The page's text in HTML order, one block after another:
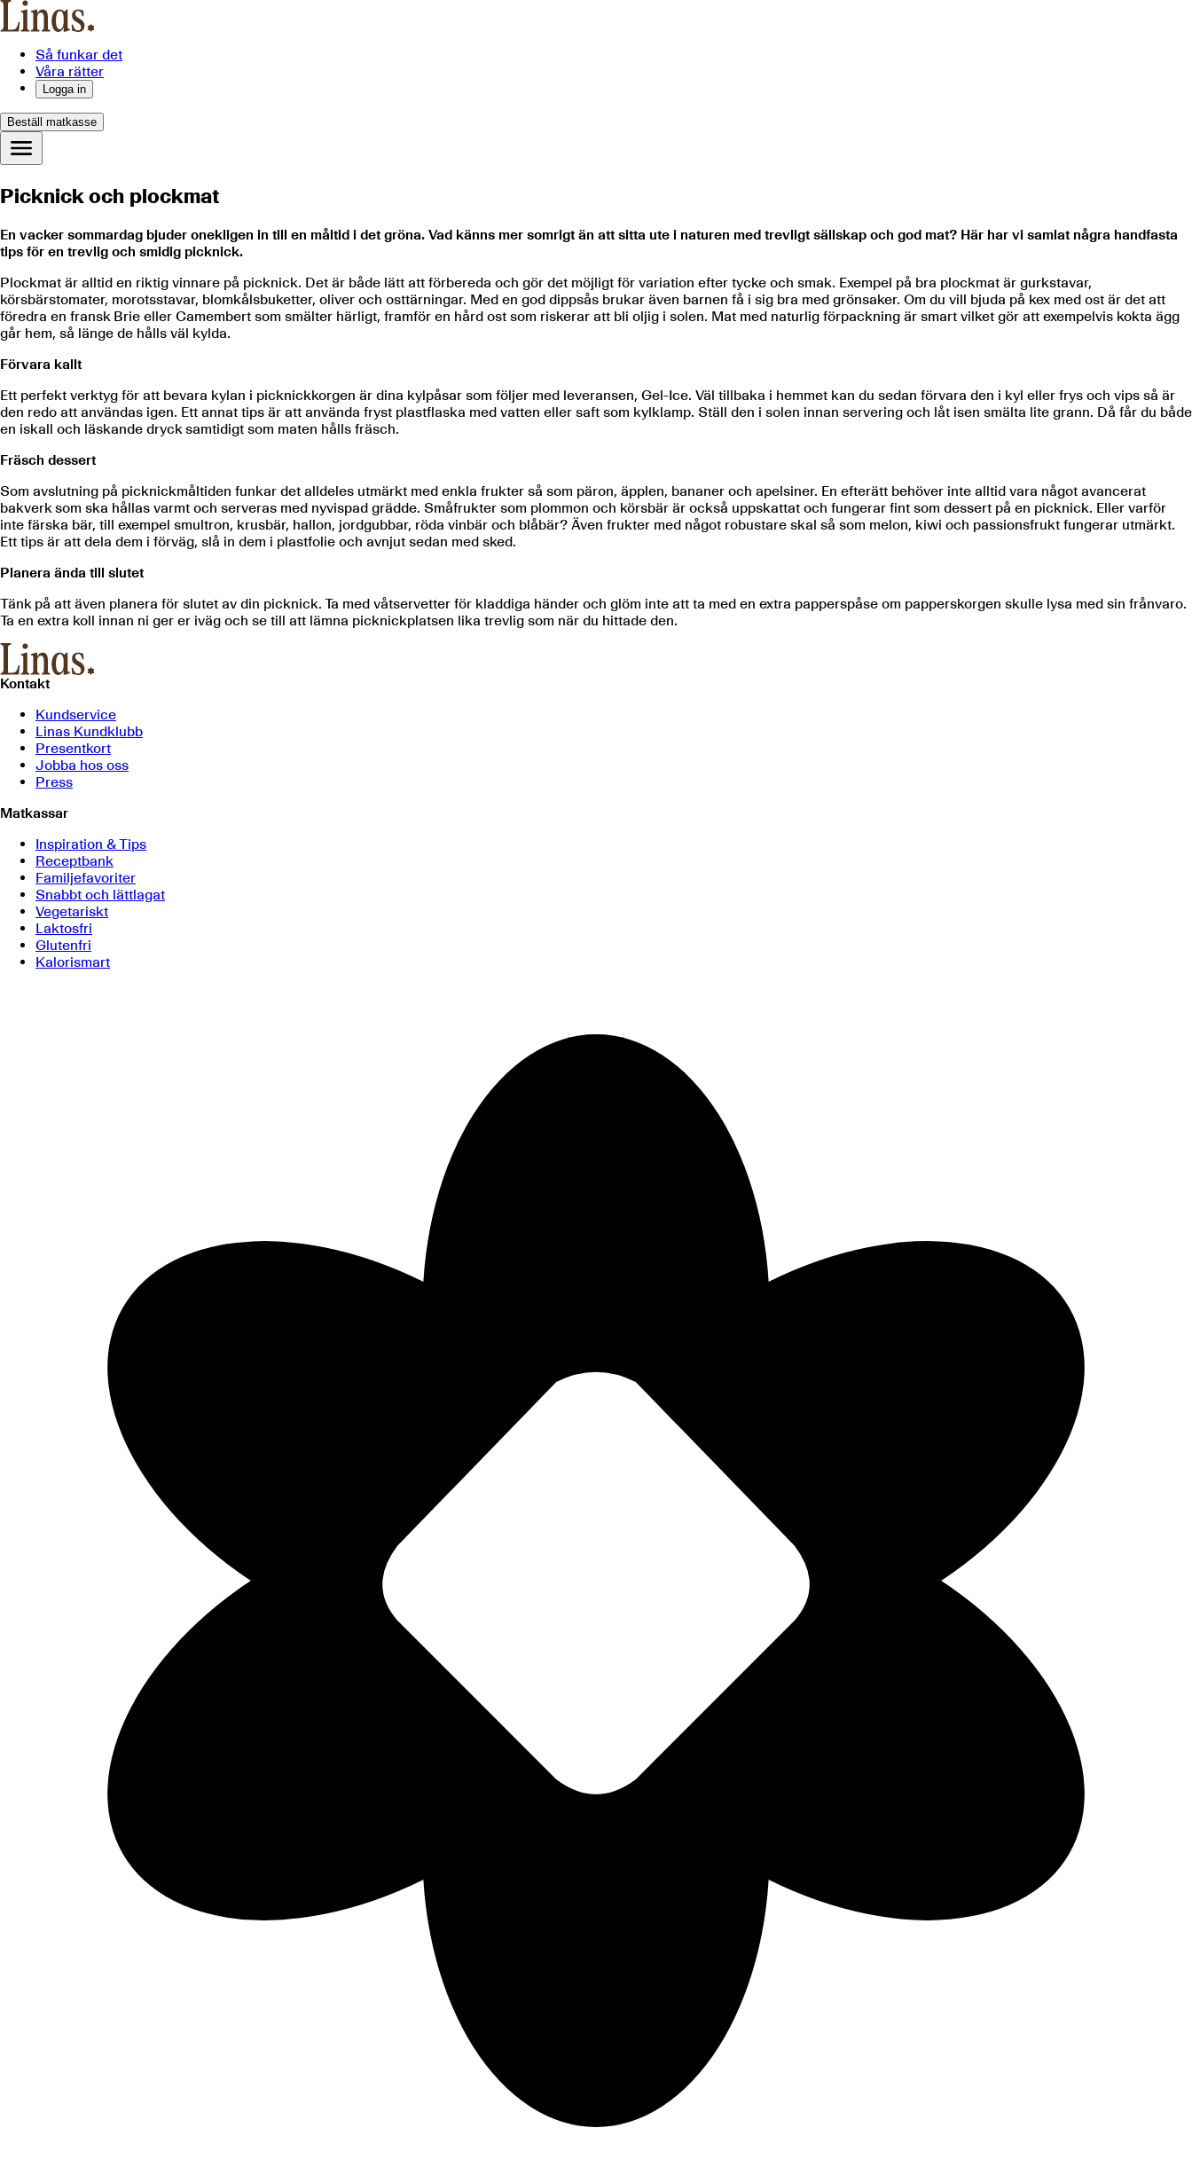
Så funkar det
Våra rätter
Logga in
Beställ matkasse
Picknick och plockmat
En vacker sommardag bjuder onekligen in till en måltid i det gröna. Vad känns mer somrigt än att sitta ute i naturen med trevligt sällskap och god mat? Här har vi samlat några handfasta
tips för en trevlig och smidig picknick.
Plockmat är alltid en riktig vinnare på picknick. Det är både lätt att förbereda och gör det möjligt för variation efter tycke och smak. Exempel på bra plockmat är gurkstavar,
körsbärstomater, morotsstavar, blomkålsbuketter, oliver och osttärningar. Med en god dippsås brukar även barnen få i sig bra med grönsaker. Om du vill bjuda på kex med ost är det att
föredra en fransk Brie eller Camembert som smälter härligt, framför en hård ost som riskerar att bli oljig i solen. Mat med naturlig förpackning är smart vilket gör att exempelvis kokta ägg
går hem, så länge de hålls väl kylda.
Förvara kallt
Ett perfekt verktyg för att bevara kylan i picknickkorgen är dina kylpåsar som följer med leveransen, Gel-Ice. Väl tillbaka i hemmet kan du sedan förvara den i kyl eller frys och vips så är
den redo att användas igen. Ett annat tips är att använda fryst plastflaska med vatten eller saft som kylklamp. Ställ den i solen innan servering och låt isen smälta lite grann. Då får du både
en iskall och läskande dryck samtidigt som maten hålls fräsch.
Fräsch dessert
Som avslutning på picknickmåltiden funkar det alldeles utmärkt med enkla frukter så som päron, äpplen, bananer och apelsiner. En efterätt behöver inte alltid vara något avancerat
bakverk som ska hållas varmt och serveras med nyvispad grädde. Småfrukter som plommon och körsbär är också uppskattat och fungerar fint som dessert på en picknick. Eller varför
inte färska bär, till exempel smultron, krusbär, hallon, jordgubbar, röda vinbär och blåbär? Även frukter med något robustare skal så som melon, kiwi och passionsfrukt fungerar utmärkt.
Ett tips är att dela dem i förväg, slå in dem i plastfolie och avnjut sedan med sked.
Planera ända till slutet
Tänk på att även planera för slutet av din picknick. Ta med våtservetter för kladdiga händer och glöm inte att ta med en extra papperspåse om papperskorgen skulle lysa med sin frånvaro.
Ta en extra koll innan ni ger er iväg och se till att lämna picknickplatsen lika trevlig som när du hittade den.
Kontakt
Kundservice
Linas Kundklubb
Presentkort
Jobba hos oss
Press
Matkassar
Inspiration & Tips
Receptbank
Familjefavoriter
Snabbt och lättlagat
Vegetariskt
Laktosfri
Glutenfri
Kalorismart